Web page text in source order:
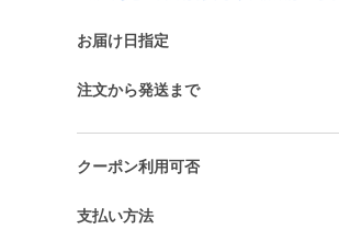
お届け日指定
注文から発送まで
クーポン利用可否
支払い方法